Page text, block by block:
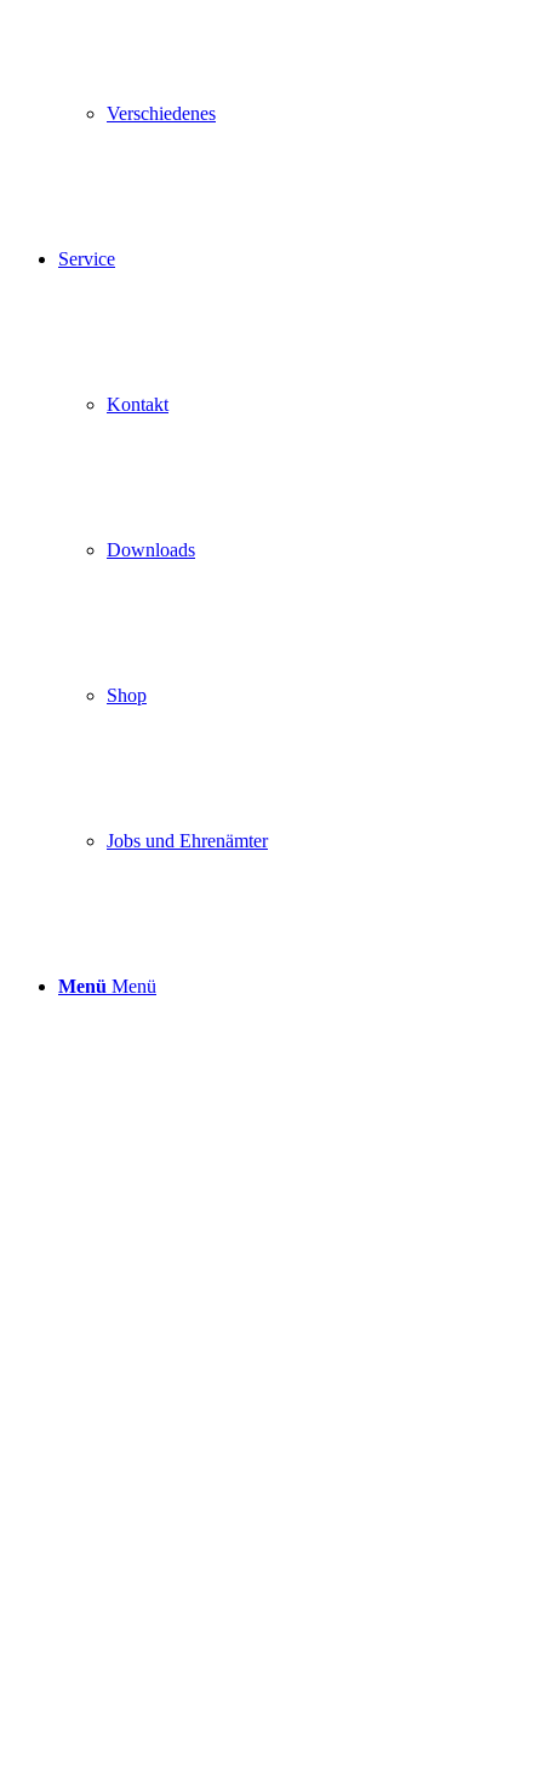
Verschiedenes
Service
Kontakt
Downloads
Shop
Jobs und Ehrenämter
Menü Menü